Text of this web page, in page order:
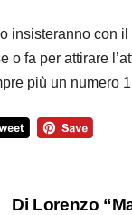
con
o fa per attirare
più un numero
Di Lorenzo